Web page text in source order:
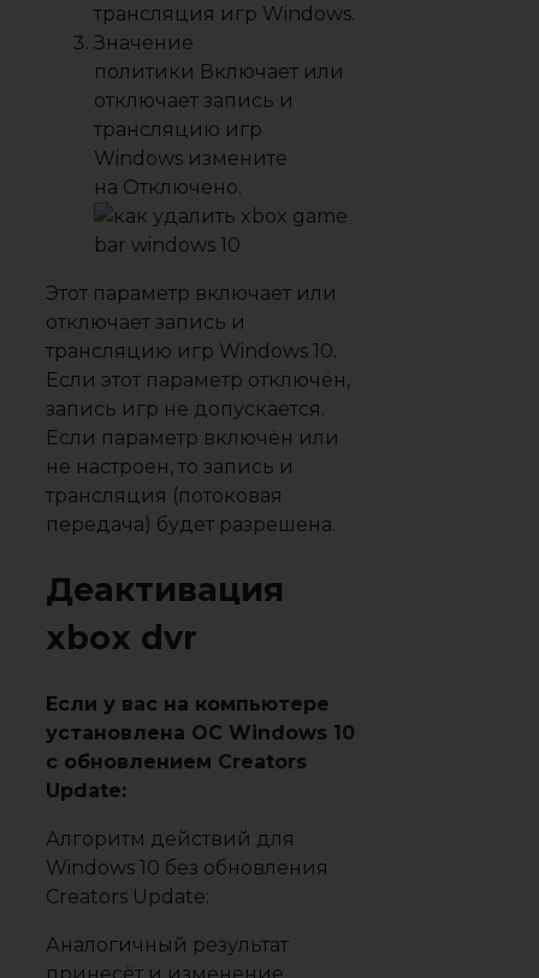
трансляция игр Windows.
Значение
политики Включает или
отключает запись и
трансляцию игр
Windows измените
на Отключено.
Этот параметр включает или
отключает запись и
трансляцию игр Windows 10.
Если этот параметр отключён,
запись игр не допускается.
Если параметр включён или
не настроен, то запись и
трансляция (потоковая
передача) будет разрешена.
Деактивация
xbox dvr
Если у вас на компьютере
установлена ОС Windows 10
с обновлением Creators
Update:
Алгоритм действий для
Windows 10 без обновления
Creators Update:
Аналогичный результат